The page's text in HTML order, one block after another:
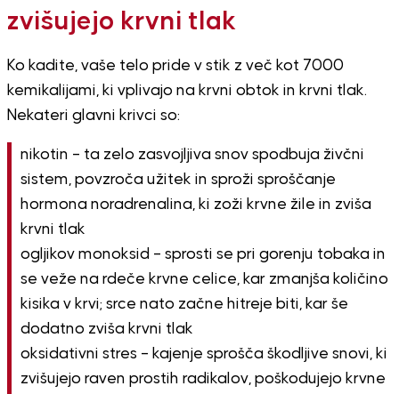
zvišujejo krvni tlak
Ko kadite, vaše telo pride v stik z več kot 7000
kemikalijami, ki vplivajo na krvni obtok in krvni tlak.
Nekateri glavni krivci so:
nikotin – ta zelo zasvojljiva snov spodbuja živčni
sistem, povzroča užitek in sproži sproščanje
hormona noradrenalina, ki zoži krvne žile in zviša
krvni tlak
ogljikov monoksid – sprosti se pri gorenju tobaka in
se veže na rdeče krvne celice, kar zmanjša količino
kisika v krvi; srce nato začne hitreje biti, kar še
dodatno zviša krvni tlak
oksidativni stres – kajenje sprošča škodljive snovi, ki
zvišujejo raven prostih radikalov, poškodujejo krvne